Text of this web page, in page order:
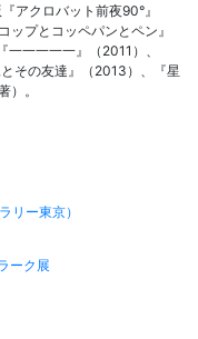
アクロバット前夜90°』
プとコッペパンとペン』
一一一一』（2011）、
その友達』（2013）、『星
）。
リー東京）
ーク展